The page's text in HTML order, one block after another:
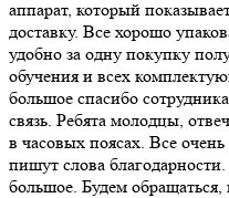
аппарат, который
доставку. Все хорошо
удобно за одну покупку
обучения и всех
большое спасибо
связь. Ребята молодцы,
в часовых поясах. Все
пишут слова
большое. Будем